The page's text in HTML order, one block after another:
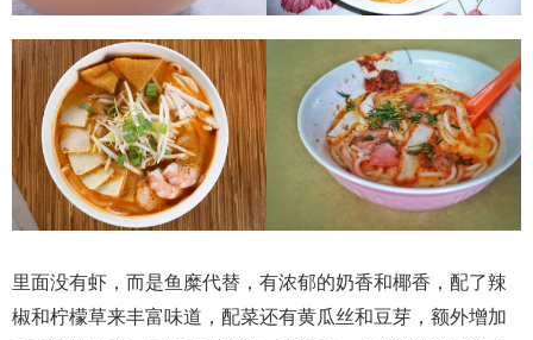
里面没有虾，而是鱼糜代替，有浓郁的奶香和椰香，配了辣
椒和柠檬草来丰富味道，配菜还有黄瓜丝和豆芽，额外增加